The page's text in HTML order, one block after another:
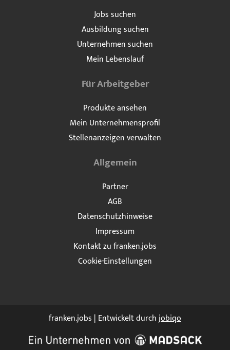
Jobs suchen
Ausbildung suchen
Unternehmen suchen
Mein Lebenslauf
Für Arbeitgeber
Produkte ansehen
Mein Unternehmensprofil
Stellenanzeigen verwalten
Allgemein
Partner
AGB
Datenschutzhinweise
Impressum
Kontakt zu franken.jobs
Cookie-Einstellungen
franken.jobs | Entwickelt durchjobiqo